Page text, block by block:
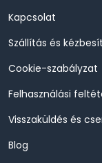
Kapcsolat
Szállítás és
Cookie-szabályzat
Felhasználási
Visszaküldés és
Blog